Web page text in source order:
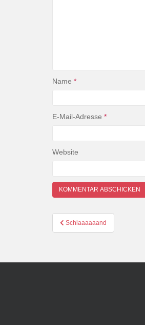
Name *
E-Mail-Adresse *
Website
Beitragsnavigation
Schlaaaaaand